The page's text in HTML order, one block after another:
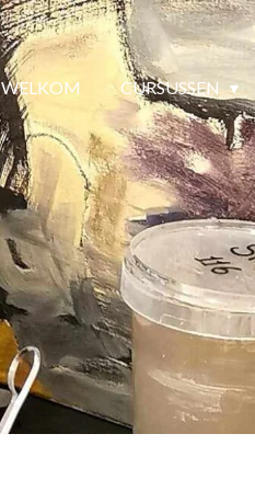
WELKOM CURSUSSEN